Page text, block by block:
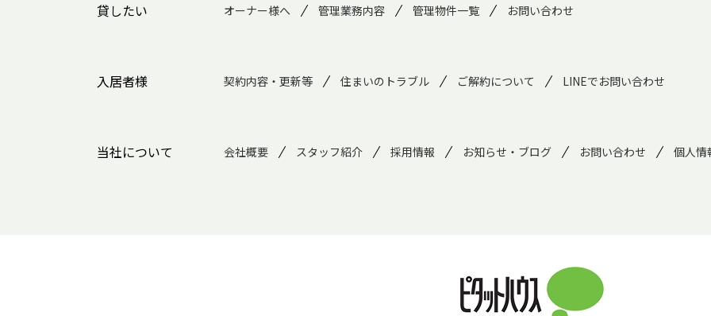
貸したい オーナー様へ 管理業務内容 管理物件一覧 お問い合わせ
入居者様 契約内容・更新等 住まいのトラブル ご解約について LINEでお問い合わせ
当社について 会社概要 スタッフ紹介 採用情報 お知らせ・ブログ お問い合わせ 個人情